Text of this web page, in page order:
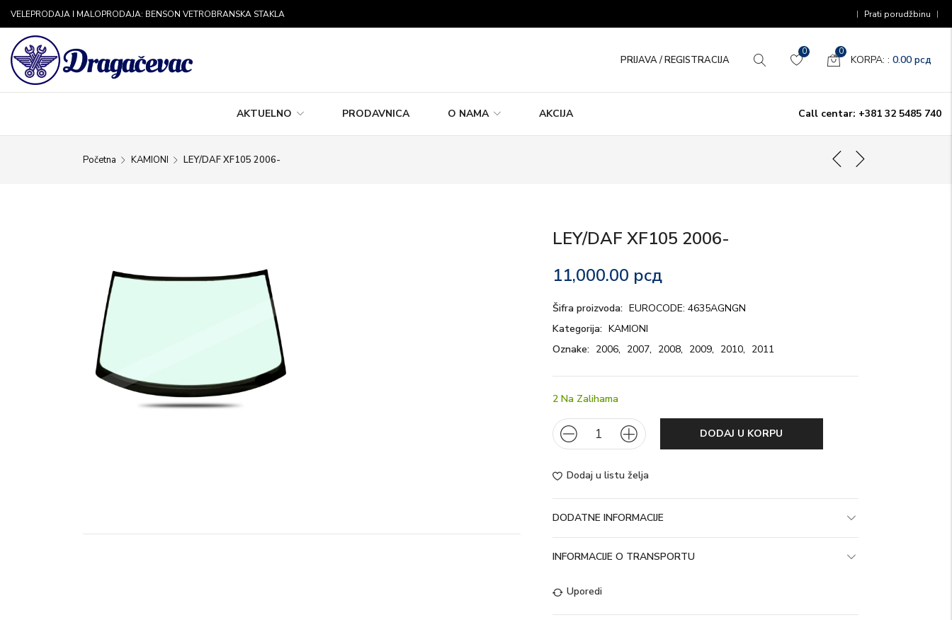
VELEPRODAJA I MALOPRODAJA: BENSON VETROBRANSKA STAKLA Prati porudžbinu
PRIJAVA / REGISTRACIJA
0 0
KORPA: : 0.00 рсд
AKTUELNO PRODAVNICA O NAMA AKCIJA Call centar: +381 32 5485 740
Početna KAMIONI LEY/DAF XF105 2006-
LEY/DAF XF105 2006-
11,000.00 рсд
Šifra proizvoda: EUROCODE: 4635AGNGN
Kategorija: KAMIONI
Oznake: 2006, 2007, 2008, 2009, 2010, 2011
2 Na Zalihama
DODAJ U KORPU
Dodaj u listu želja
DODATNE INFORMACIJE
INFORMACIJE O TRANSPORTU
Uporedi